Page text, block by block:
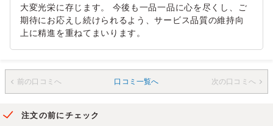
大変光栄に存じます。 今後も一品一品に心を尽くし、ご
期待にお応えし続けられるよう、サービス品質の維持向
上に精進を重ねてまいります。
前の口コミへ 口コミ一覧へ 次の口コミへ
注文の前にチェック